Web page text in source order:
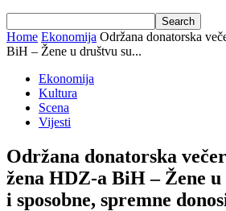
Home Ekonomija Održana donatorska
BiH – Žene u društvu su...
Ekonomija
Kultura
Scena
Vijesti
Održana donatorska
žena HDZ-a BiH – Žene
i sposobne, spremne